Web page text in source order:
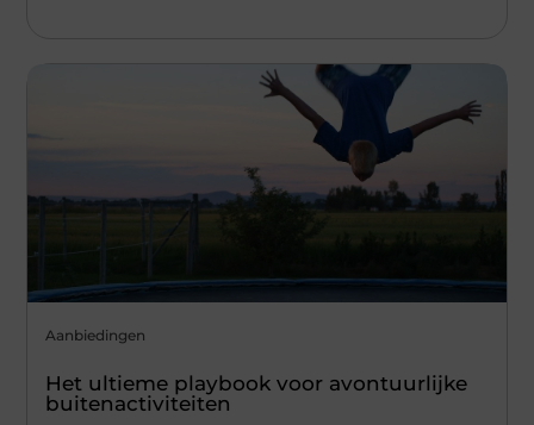
Aanbiedingen
Het ultieme playbook voor avontuurlijke
buitenactiviteiten